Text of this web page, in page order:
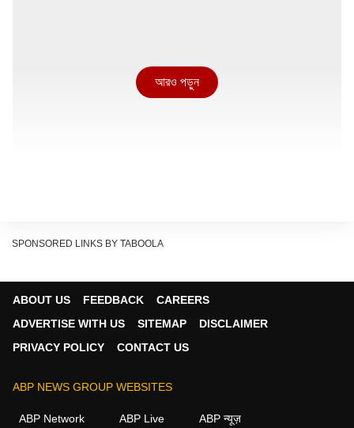
Key points generated by AI, verified by newsroom
আরও পড়ুন
SPONSORED LINKS BY TABOOLA
ABOUT US FEEDBACK
CAREERS
ADVERTISE WITH US
SITEMAP
DISCLAIMER
PRIVACY POLICY
CONTACT US
ABP NEWS GROUP WEBSITES
ABP Network ABP Live ABP न्यूज़